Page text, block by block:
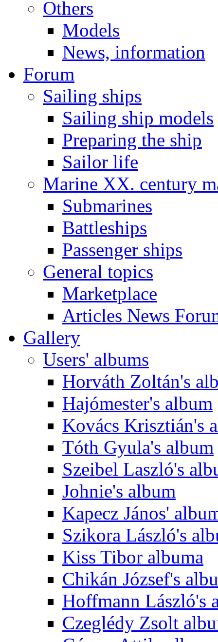
Others
Models
News, information
Forum
Sailing ships
Sailing ship models
Preparing the ship
Sailor life
Marine XX. century
Submarines
Battleships
Passenger ships
General topics
Marketplace
Articles News
Gallery
Users' albums
Horváth Zoltán's
Hajómester's album
Kovács Krisztián's
Tóth Gyula's album
Szeibel Laszló's
Johnie's album
Kapecz János'
Szikora László's
Kiss Tibor albuma
Chikán József's
Hoffmann László's
Czeglédy Zsolt